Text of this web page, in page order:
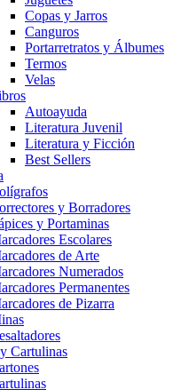
Copas y Jarros
Canguros
Portarretratos y Álbumes
Termos
Velas
Autoayuda
Literatura Juvenil
Literatura y Ficción
Best Sellers
y Borradores
y Portaminas
Escolares
de Arte
Numerados
Permanentes
de Pizarra
Cartulinas